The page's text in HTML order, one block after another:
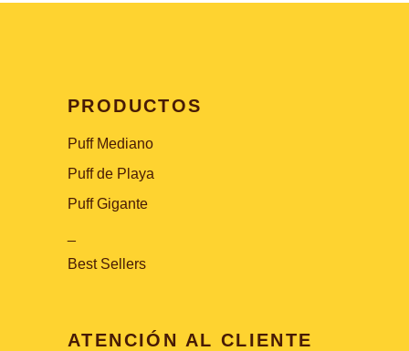
PRODUCTOS
Puff Mediano
Puff de Playa
Puff Gigante
Best Sellers
ATENCIÓN AL CLIENTE